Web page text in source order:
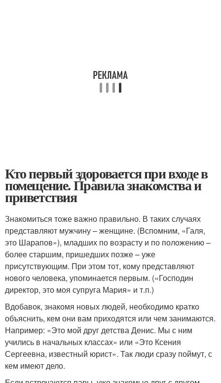
Кто первый здоровается при входе в
помещение. Правила знакомства и
приветствия
Знакомиться тоже важно правильно. В таких случаях
представляют мужчину – женщине. (Вспомним, «Галя,
это Шарапов»), младших по возрасту и по положению –
более старшим, пришедших позже – уже
присутствующим. При этом тот, кому представляют
нового человека, упоминается первым. («Господин
директор, это моя супруга Мария» и т.п.)
Вдобавок, знакомя новых людей, необходимо кратко
объяснить, кем они вам приходятся или чем занимаются.
Например: «Это мой друг детства Денис. Мы с ним
учились в начальных классах» или «Это Ксения
Сергеевна, известный юрист». Так люди сразу поймут, с
кем имеют дело.